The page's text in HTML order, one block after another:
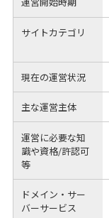
サイトカテゴリ
現在の運営状況
主な運営主体
運営に必要な知
識や資格/許認可
等
ドメイン・サー
バーサービス